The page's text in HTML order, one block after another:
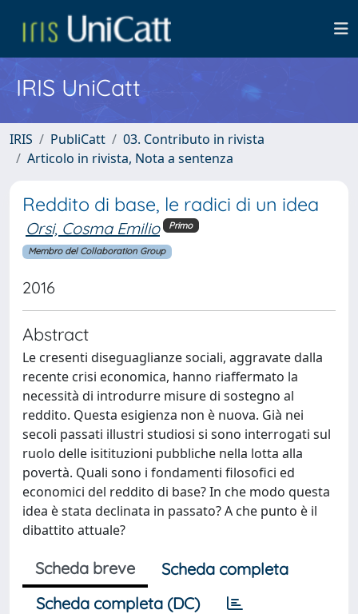
IRIS UniCatt
IRIS PubliCatt
03. Contributo in rivista
Articolo in rivista, Nota a sentenza
Reddito di base, le radici di un idea
Orsi, Cosma Emilio Primo
Membro del Collaboration Group
2016
Abstract
Le cresenti diseguaglianze sociali, aggravate dalla
recente crisi economica, hanno riaffermato la
necessità di introdurre misure di sostegno al
reddito. Questa esigienza non è nuova. Già nei
secoli passati illustri studiosi si sono interrogati sul
ruolo delle isitituzioni pubbliche nella lotta alla
povertà. Quali sono i fondamenti filosofici ed
economici del reddito di base? In che modo questa
idea è stata declinata in passato? A che punto è il
dibattito attuale?
Scheda breve
Scheda completa
Scheda completa (DC)